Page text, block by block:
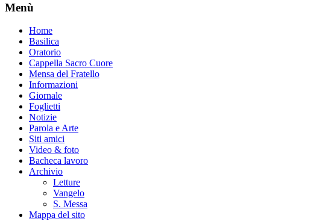
Menù
Home
Basilica
Oratorio
Cappella Sacro Cuore
Mensa del Fratello
Informazioni
Giornale
Foglietti
Notizie
Parola e Arte
Siti amici
Video & foto
Bacheca lavoro
Archivio
Letture
Vangelo
S. Messa
Mappa del sito